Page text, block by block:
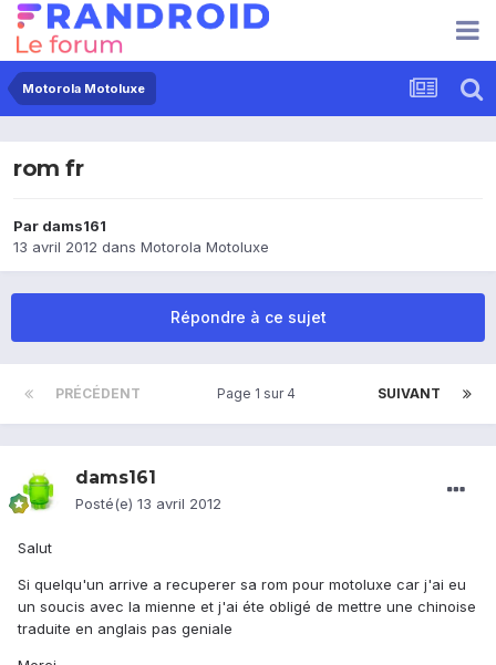
Motorola Motoluxe
rom fr
Par dams161
13 avril 2012 dans Motorola Motoluxe
Répondre à ce sujet
PRÉCÉDENT SUIVANT
Page 1 sur 4
dams161
Posté(e) 13 avril 2012
Salut
Si quelqu'un arrive a recuperer sa rom pour motoluxe car j'ai eu
un soucis avec la mienne et j'ai éte obligé de mettre une chinoise
traduite en anglais pas geniale